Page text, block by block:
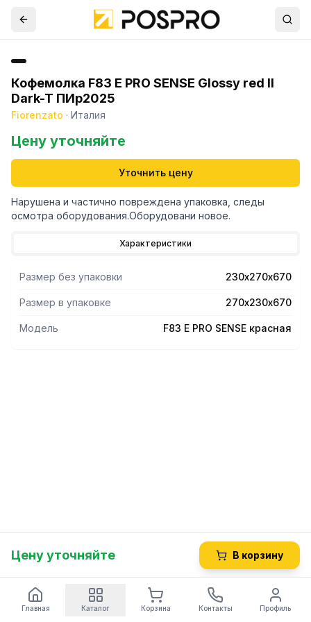
Кофемолка F83 E PRO SENSE Glossy red II
Dark-T ПИр2025
Fiorenzato · Италия
Цену уточняйте
Уточнить цену
Нарушена и частично повреждена упаковка, следы
осмотра оборудования.Оборудовани новое.
Характеристики
Размер без упаковки 230х270х670
Размер в упаковке 270х230х670
Модель F83 E PRO SENSE красная
Цену уточняйте В корзину
Главная Каталог Корзина Контакты Профиль